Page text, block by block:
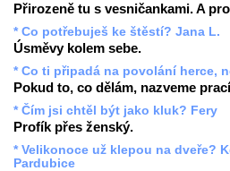
Přirozeně tu s vesničankami. A
* Co potřebuješ ke štěstí? Jana L.
Úsměvy kolem sebe.
* Co ti připadá na povolání herce,
Pokud to, co dělám, nazveme
* Čím jsi chtěl být jako kluk? Fery
Profík přes ženský.
* Velikonoce už klepou na dveře?
Pardubice